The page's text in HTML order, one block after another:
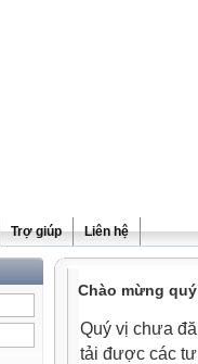
Trợ giúp Liên hệ
Chào mừng
Quý vị chưa
tải được các